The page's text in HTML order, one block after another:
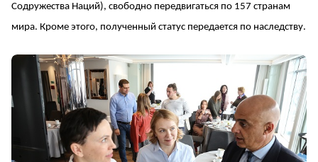
Содружества Наций), свободно передвигаться по 157 странам
мира. Кроме этого, полученный статус передается по наследству.